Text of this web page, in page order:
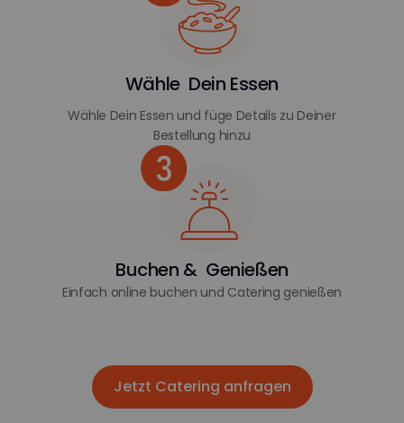
Wähle Dein Essen
Wähle Dein Essen und füge Details zu Deiner
Bestellung hinzu
Buchen & Genießen
Einfach online buchen und Catering genießen
Jetzt Catering anfragen
Jetzt Catering anfragen